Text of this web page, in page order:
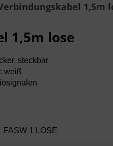
1,5m
1,5m lose
steckbar
weiß
FASW 1 LOSE